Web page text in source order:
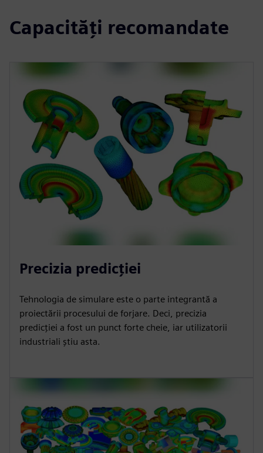
Capacități recomandate
Precizia predicției
Tehnologia de simulare este o parte integrantă a
proiectării procesului de forjare. Deci, precizia
predicției a fost un punct forte cheie, iar utilizatorii
industriali știu asta.